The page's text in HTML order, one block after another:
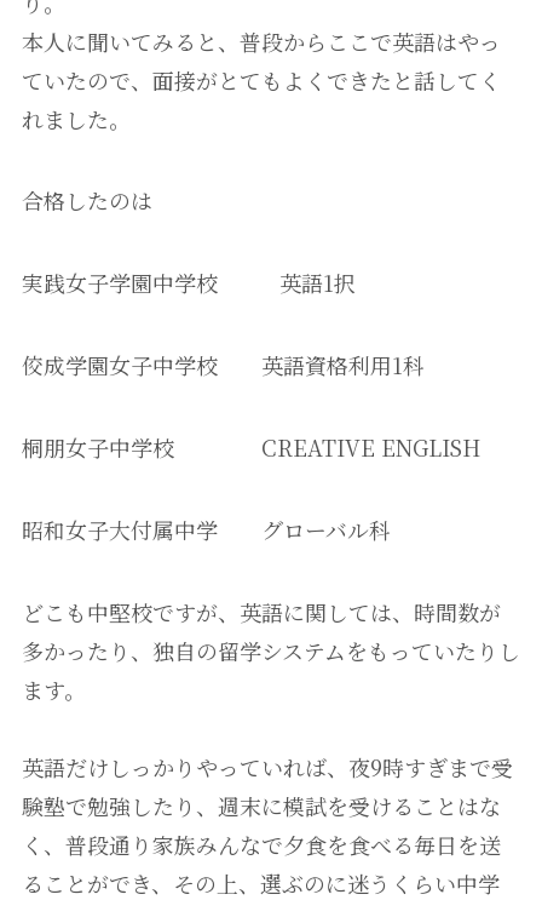
本人に聞いてみると、普段からここで英語はやっ
ていたので、面接がとてもよくできたと話してく
れました。
合格したのは
実践女子学園中学校 英語1択
佼成学園女子中学校 英語資格利用1科
桐朋女子中学校 CREATIVE ENGLISH
昭和女子大付属中学 グローバル科
どこも中堅校ですが、英語に関しては、時間数が
多かったり、独自の留学システムをもっていたりし
ます。
英語だけしっかりやっていれば、夜9時すぎまで受
験塾で勉強したり、週末に模試を受けることはな
く、普段通り家族みんなで夕食を食べる毎日を送
ることができ、その上、選ぶのに迷うくらい中学